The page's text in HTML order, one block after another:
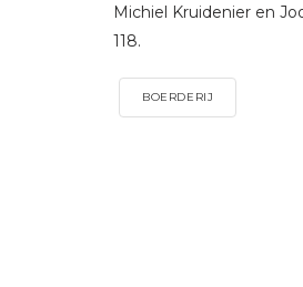
Michiel Kruidenier en
118.
BOERDERIJ